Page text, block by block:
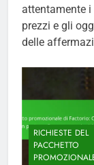
attentamente
prezzi e gli
delle
RICHIESTE DEL
PACCHETTO